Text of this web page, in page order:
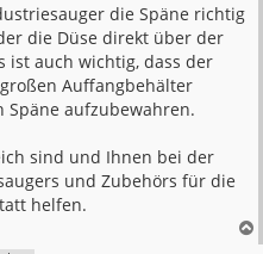
die Späne richtig
die Düse direkt über der
ist auch wichtig, dass der
Auffangbehälter
aufzubewahren.
sind und Ihnen bei der
und Zubehörs für die
helfen.